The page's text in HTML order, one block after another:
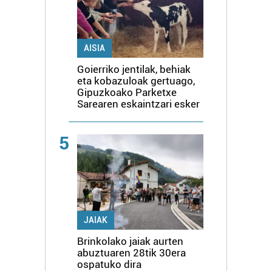
AISIA
Goierriko jentilak, behiak
eta kobazuloak gertuago,
Gipuzkoako Parketxe
Sarearen eskaintzari esker
5
JAIAK
Brinkolako jaiak aurten
abuztuaren 28tik 30era
ospatuko dira